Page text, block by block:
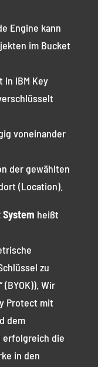
Engine kann
im Bucket
in IBM Key
voneinander
der gewählten
(Location).
System heißt
zu
Wir
Protect mit
dem
die
in den